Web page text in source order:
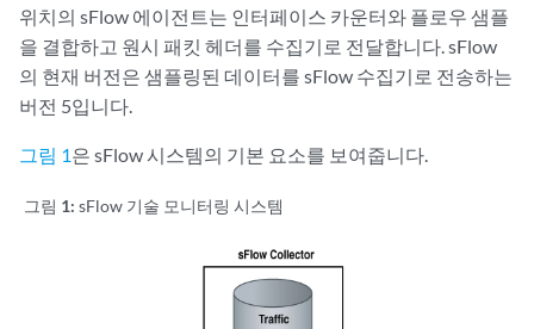
위치의 sFlow 에이전트는 인터페이스 카운터와 플로우 샘플
을 결합하고 원시 패킷 헤더를 수집기로 전달합니다. sFlow
의 현재 버전은 샘플링된 데이터를 sFlow 수집기로 전송하는
버전 5입니다.
그림 1은 sFlow 시스템의 기본 요소를 보여줍니다.
그림 1: sFlow 기술 모니터링 시스템